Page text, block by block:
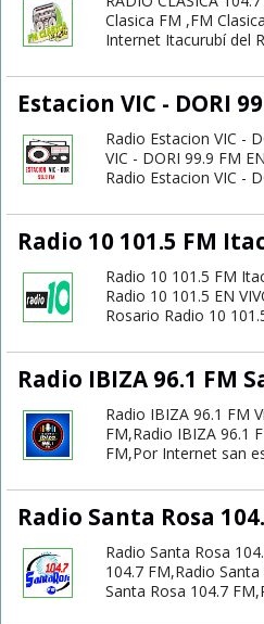
Clasica FM ,FM
Internet Itacurubí del
Estacion VIC - DORI
Radio Estacion VIC -
VIC - DORI 99.9 FM
Radio Estacion VIC -
Radio 10 101.5 FM
Radio 10 101.5 FM
Radio 10 101.5 EN
Rosario Radio 10
Radio IBIZA 96.1 FM
Radio IBIZA 96.1 FM
FM,Radio IBIZA 96.1
FM,Por Internet san
Radio Santa Rosa
Radio Santa Rosa
104.7 FM,Radio
Santa Rosa 104.7